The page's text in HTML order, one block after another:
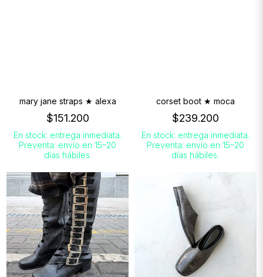
mary jane straps ★ alexa
$151.200
En stock: entrega inmediata.
Preventa: envío en 15–20
días hábiles.
corset boot ★ moca
$239.200
En stock: entrega inmediata.
Preventa: envío en 15–20
días hábiles.